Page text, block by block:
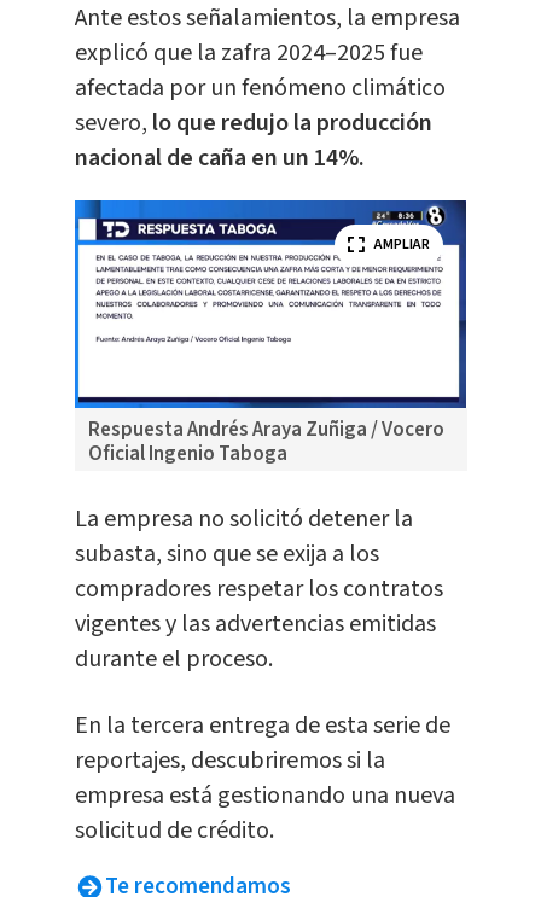
Ante estos señalamientos, la empresa
explicó que la zafra 2024–2025 fue
afectada por un fenómeno climático
severo, lo que redujo la producción
nacional de caña en un 14%.
Respuesta Andrés Araya Zuñiga / Vocero
Oficial Ingenio Taboga
AMPLIAR
La empresa no solicitó detener la
subasta, sino que se exija a los
compradores respetar los contratos
vigentes y las advertencias emitidas
durante el proceso.
En la tercera entrega de esta serie de
reportajes, descubriremos si la
empresa está gestionando una nueva
solicitud de crédito.
Te recomendamos